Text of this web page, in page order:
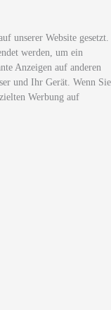
unserer Website gesetzt.
werden, um ein
Anzeigen auf anderen
und Ihr Gerät. Wenn Sie
Werbung auf